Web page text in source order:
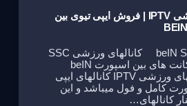
لیست کانالهای ورزشی IPTV | فروش ایپی تیوی بین
بین اسپورت beIN Sports کانالهای ورزشی SSC
عربستان فروش اکانت های بین اسپورت beIN
Sports لیست کانالهای ورزشی IPTV کانالهای ایپی
کامل و فول میباشد و این
کانالهای…